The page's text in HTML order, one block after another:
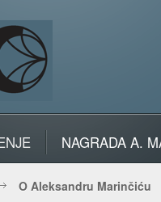
NAGRADA A.
O Aleksandru Marinčiću